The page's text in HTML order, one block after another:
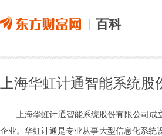
百科
上海华虹计通智能系统股
上海华虹计通智能系统股份有限公司成
企业。华虹计通是专业从事大型信息化系统